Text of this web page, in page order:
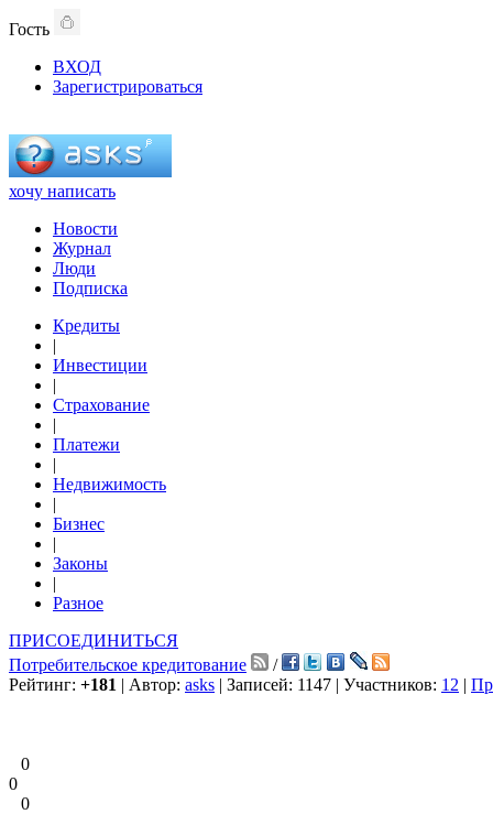
Гость
ВХОД
Зарегистрироваться
хочу написать
Новости
Журнал
Люди
Подписка
Кредиты
|
Инвестиции
|
Страхование
|
Платежи
|
Недвижимость
|
Бизнес
|
Законы
|
Разное
ПРИСОЕДИНИТЬСЯ
Потребительское кредитование
/
Рейтинг: +181 | Автор: asks | Записей: 1147 | Участников: 12 |
0
0
0